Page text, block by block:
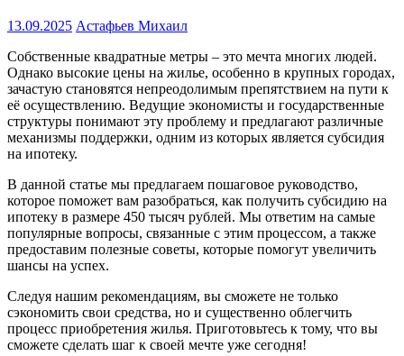
13.09.2025 Астафьев Михаил
Собственные квадратные метры – это мечта многих людей.
Однако высокие цены на жилье, особенно в крупных городах,
зачастую становятся непреодолимым препятствием на пути к
её осуществлению. Ведущие экономисты и государственные
структуры понимают эту проблему и предлагают различные
механизмы поддержки, одним из которых является субсидия
на ипотеку.
В данной статье мы предлагаем пошаговое руководство,
которое поможет вам разобраться, как получить субсидию на
ипотеку в размере 450 тысяч рублей. Мы ответим на самые
популярные вопросы, связанные с этим процессом, а также
предоставим полезные советы, которые помогут увеличить
шансы на успех.
Следуя нашим рекомендациям, вы сможете не только
сэкономить свои средства, но и существенно облегчить
процесс приобретения жилья. Приготовьтесь к тому, что вы
сможете сделать шаг к своей мечте уже сегодня!